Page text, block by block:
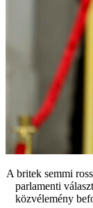
A britek semmi
parlamenti
közvélemény